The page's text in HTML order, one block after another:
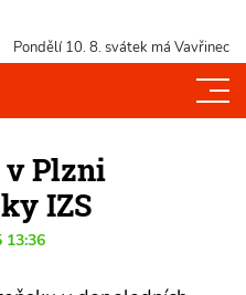
Pondělí 10. 8. svátek má Vavřinec
v Plzni
IZS
13:36